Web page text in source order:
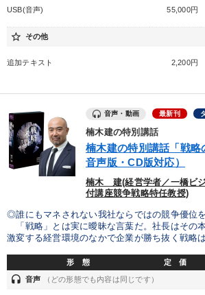
USB(音声) 55,000円
star_border その他
追加テキスト 2,200円
音声・動画 最新刊
楠木建の特別講話
楠木建の特別講話「戦
音声版・CD版対応）
楠木 建(経営学者／一橋ビ
付講座競争戦略特任教授)
◎誰にもマネされない我社ならではの競争優位
「戦略」とは実に曖昧な言葉だ。社長はその
激変する経営環境のなかで企業が勝ち抜く戦略
形 態 定 価
headset 音声 （どの形態でも内容は同じです）